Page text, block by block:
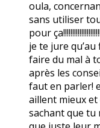
oula,
sans utiliser
pour
je te jure
faire du mal à
après les
faut en parler!
aillent mieux et
sachant que tu